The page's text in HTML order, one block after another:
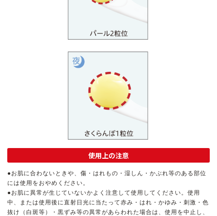
アウトレット商品
ショッピングガイド
お電話でもご注文いただけます
0120-371-217
9時〜21時 / 年中無休
使用上の注意
●お肌に合わないときや、傷・はれもの・湿しん・かぶれ等のある部位
には使用をおやめください。
●お肌に異常が生じていないかよく注意して使用してください。使用
中、または使用後に直射日光に当たって赤み・はれ・かゆみ・刺激・色
抜け（白斑等）・黒ずみ等の異常があらわれた場合は、使用を中止し、